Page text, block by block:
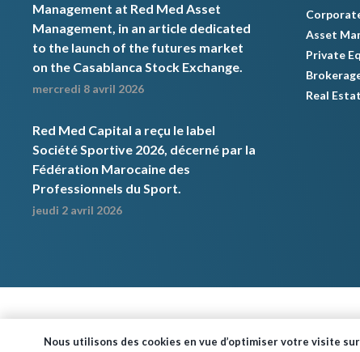
Management at Red Med Asset
Management, in an article dedicated
to the launch of the futures market
on the Casablanca Stock Exchange.
mercredi 8 avril 2026
Red Med Capital a reçu le label
Société Sportive 2026, décerné par la
Fédération Marocaine des
Professionnels du Sport.
jeudi 2 avril 2026
Asset
Private
Real
Nous utilisons des cookies en vue d’optimiser votre visite